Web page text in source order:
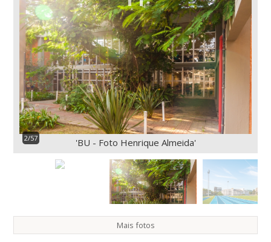
2/57 'BU - Foto Henrique Almeida'
Mais fotos